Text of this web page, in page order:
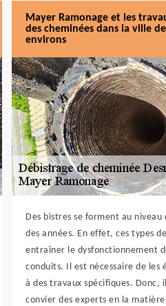
Mayer Ramonage et les
des cheminées dans la ville
environs
Des bistres se forment au niveau
des années. En effet, ces types
entraîner le dysfonctionnement
conduits. Il est nécessaire de les
à des travaux spécifiques. Donc,
convier des experts en la